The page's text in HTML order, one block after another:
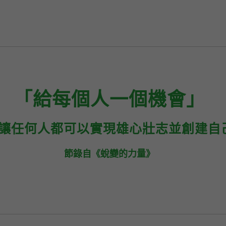
「給每個人一個機會」
任何人都可以實現雄心壯志並創建自
節錄自《蛻變的力量》